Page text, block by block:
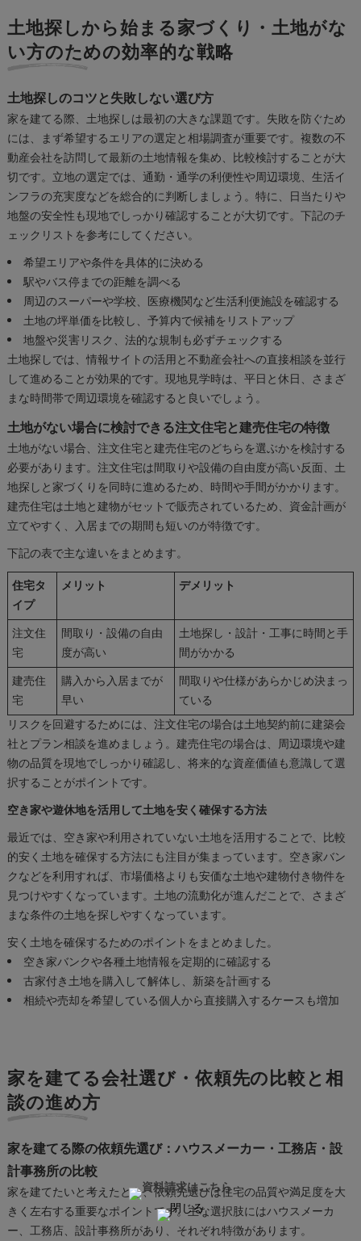
土地探しから始まる家づくり・土地がな
い方のための効率的な戦略
土地探しのコツと失敗しない選び方
家を建てる際、土地探しは最初の大きな課題です。失敗を防ぐため
には、まず希望するエリアの選定と相場調査が重要です。複数の不
動産会社を訪問して最新の土地情報を集め、比較検討することが大
切です。立地の選定では、通勤・通学の利便性や周辺環境、生活イ
ンフラの充実度などを総合的に判断しましょう。特に、日当たりや
地盤の安全性も現地でしっかり確認することが大切です。下記のチ
ェックリストを参考にしてください。
希望エリアや条件を具体的に決める
駅やバス停までの距離を調べる
周辺のスーパーや学校、医療機関など生活利便施設を確認する
土地の坪単価を比較し、予算内で候補をリストアップ
地盤や災害リスク、法的な規制も必ずチェックする
土地探しでは、情報サイトの活用と不動産会社への直接相談を並行
して進めることが効果的です。現地見学時は、平日と休日、さまざ
まな時間帯で周辺環境を確認すると良いでしょう。
土地がない場合に検討できる注文住宅と建売住宅の特徴
土地がない場合、注文住宅と建売住宅のどちらを選ぶかを検討する
必要があります。注文住宅は間取りや設備の自由度が高い反面、土
地探しと家づくりを同時に進めるため、時間や手間がかかります。
建売住宅は土地と建物がセットで販売されているため、資金計画が
立てやすく、入居までの期間も短いのが特徴です。
下記の表で主な違いをまとめます。
住宅タ
イプ
メリット デメリット
注文住
宅
間取り・設備の自由
度が高い
土地探し・設計・工事に時間と手
間がかかる
建売住
宅
購入から入居までが
早い
間取りや仕様があらかじめ決まっ
ている
リスクを回避するためには、注文住宅の場合は土地契約前に建築会
社とプラン相談を進めましょう。建売住宅の場合は、周辺環境や建
物の品質を現地でしっかり確認し、将来的な資産価値も意識して選
択することがポイントです。
空き家や遊休地を活用して土地を安く確保する方法
最近では、空き家や利用されていない土地を活用することで、比較
的安く土地を確保する方法にも注目が集まっています。空き家バン
クなどを利用すれば、市場価格よりも安価な土地や建物付き物件を
見つけやすくなっています。土地の流動化が進んだことで、さまざ
まな条件の土地を探しやすくなっています。
安く土地を確保するためのポイントをまとめました。
空き家バンクや各種土地情報を定期的に確認する
古家付き土地を購入して解体し、新築を計画する
相続や売却を希望している個人から直接購入するケースも増加
家を建てる会社選び・依頼先の比較と相
談の進め方
家を建てる際の依頼先選び：ハウスメーカー・工務店・設
計事務所の比較
家を建てたいと考えたとき、依頼先選びは住宅の品質や満足度を大
きく左右する重要なポイントです。主な選択肢にはハウスメーカ
ー、工務店、設計事務所があり、それぞれ特徴があります。